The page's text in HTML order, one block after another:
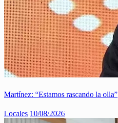
Martínez: “Estamos rascando la olla”
Locales 10/08/2026